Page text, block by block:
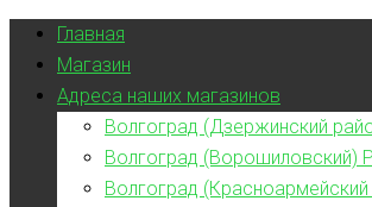
Главная
Магазин
Адреса наших магазинов
Волгоград (Дзержинский
Волгоград (Ворошиловский)
Волгоград